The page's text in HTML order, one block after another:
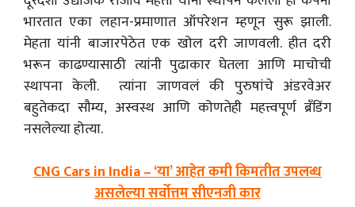
भारतात एका लहान-प्रमाणात ऑपरेशन म्हणून सुरू झाली.
मेहता यांनी बाजारपेठेत एक खोल दरी जाणवली. हीत दरी
भरून काढण्यासाठी त्यांनी पुढाकार घेतला आणि माचोची
स्थापना केली. त्यांना जाणवलं की पुरुषांचे अंडरवेअर
बहुतेकदा सौम्य, अस्वस्थ आणि कोणतेही महत्त्वपूर्ण ब्रँडिंग
नसलेल्या होत्या.
CNG Cars in India – ‘या’ आहेत कमी किमतीत उपलब्ध
असलेल्या सर्वोत्तम सीएनजी कार